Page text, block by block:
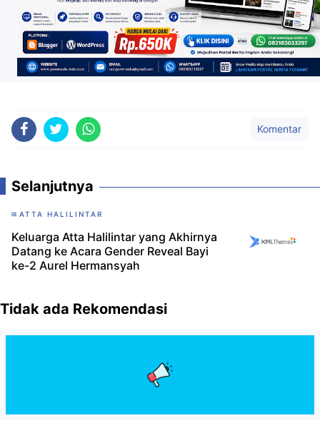
Komentar
Selanjutnya
ATTA HALILINTAR
Keluarga Atta Halilintar yang Akhirnya
Datang ke Acara Gender Reveal Bayi
ke-2 Aurel Hermansyah
Tidak ada Rekomendasi